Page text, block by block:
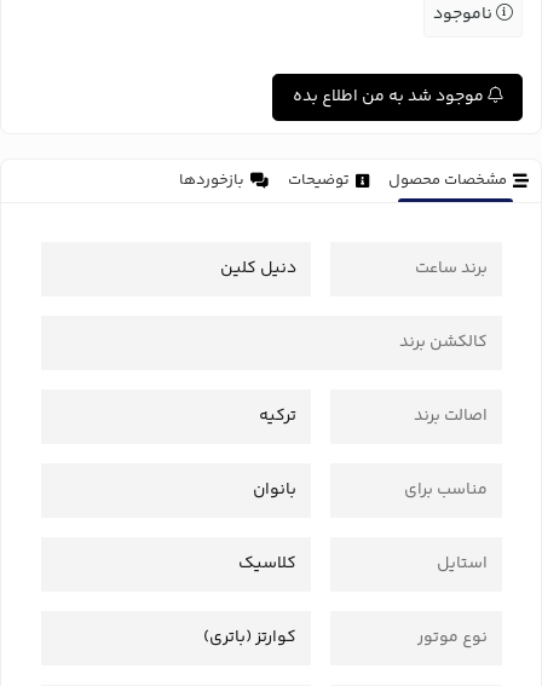
ناموجود
موجود شد به من اطلاع بده
مشخصات محصول توضیحات بازخوردها
برند ساعت دنیل کلین
کالکشن برند
اصالت برند ترکیه
مناسب برای بانوان
استایل کلاسیک
نوع موتور کوارتز (باتری)